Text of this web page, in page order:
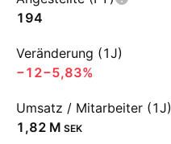
194
Veränderung (1J)
−12−5,83%
Umsatz / Mitarbeiter (1J)
‪1,82 M‬ SEK